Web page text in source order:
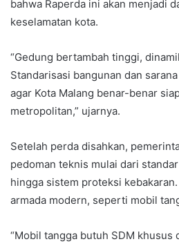
bahwa Raperda ini akan menjadi
keselamatan kota.
“Gedung bertambah tinggi,
Standarisasi bangunan dan
agar Kota Malang benar-benar
metropolitan,” ujarnya.
Setelah perda disahkan,
pedoman teknis mulai dari
hingga sistem proteksi
armada modern, seperti mobil
“Mobil tangga butuh SDM khusus